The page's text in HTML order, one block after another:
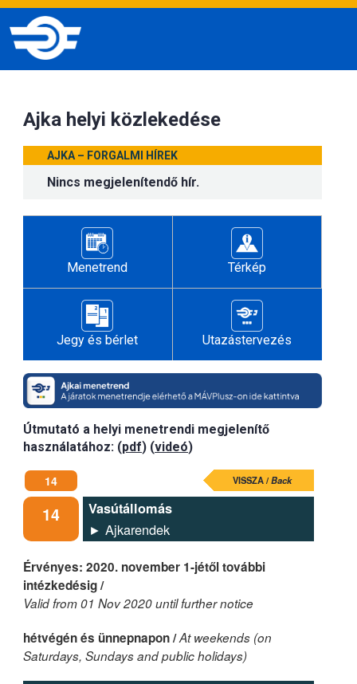
Ajka helyi közlekedése
AJKA – FORGALMI HÍREK
Nincs megjelenítendő hír.
Menetrend Térkép
Jegy és bérlet Utazástervezés
Útmutató a helyi menetrendi megjelenítő
használatához: (pdf) (videó)
14 VISSZA /Back
14 Vasútállomás
► Ajkarendek
Érvényes: 2020. november 1-jétől további
intézkedésig /
Valid from 01 Nov 2020 until further notice
hétvégén és ünnepnapon /At weekends (on
Saturdays, Sundays and public holidays)